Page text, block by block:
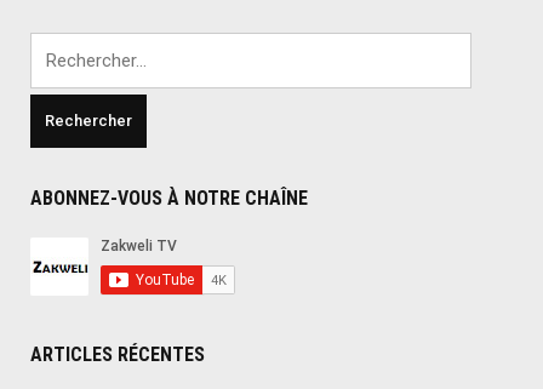
bombe
nucléaire
ABONNEZ-VOUS À NOTRE CHAÎNE
ARTICLES RÉCENTES